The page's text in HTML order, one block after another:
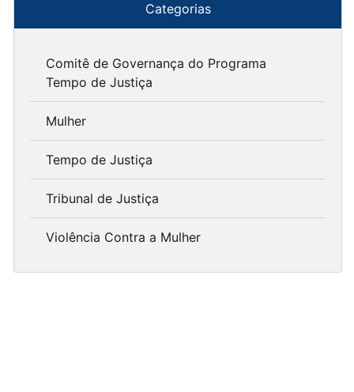
Categorias
Comitê de Governança do Programa
Tempo de Justiça
Mulher
Tempo de Justiça
Tribunal de Justiça
Violência Contra a Mulher